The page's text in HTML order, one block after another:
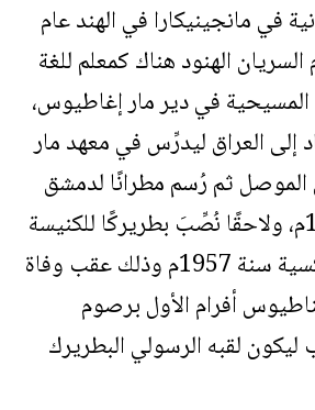
في مانجينيكارا في الهند عام
السريان الهنود هناك كمعلم للغة
المسيحية في دير مار إغاطيوس،
1946م عاد إلى العراق ليدرِّس في معهد مار
الموصل ثم رُسم مطرانًا لدمشق
وبيروت عام 1950م، ولاحقًا نُصِّبَ بطريركًا للكنيسة
السريانية الأرثوذكسية سنة 1957م وذلك عقب وفاة
أفرام الأول برصوم
لقبه الرسولي البطريرك